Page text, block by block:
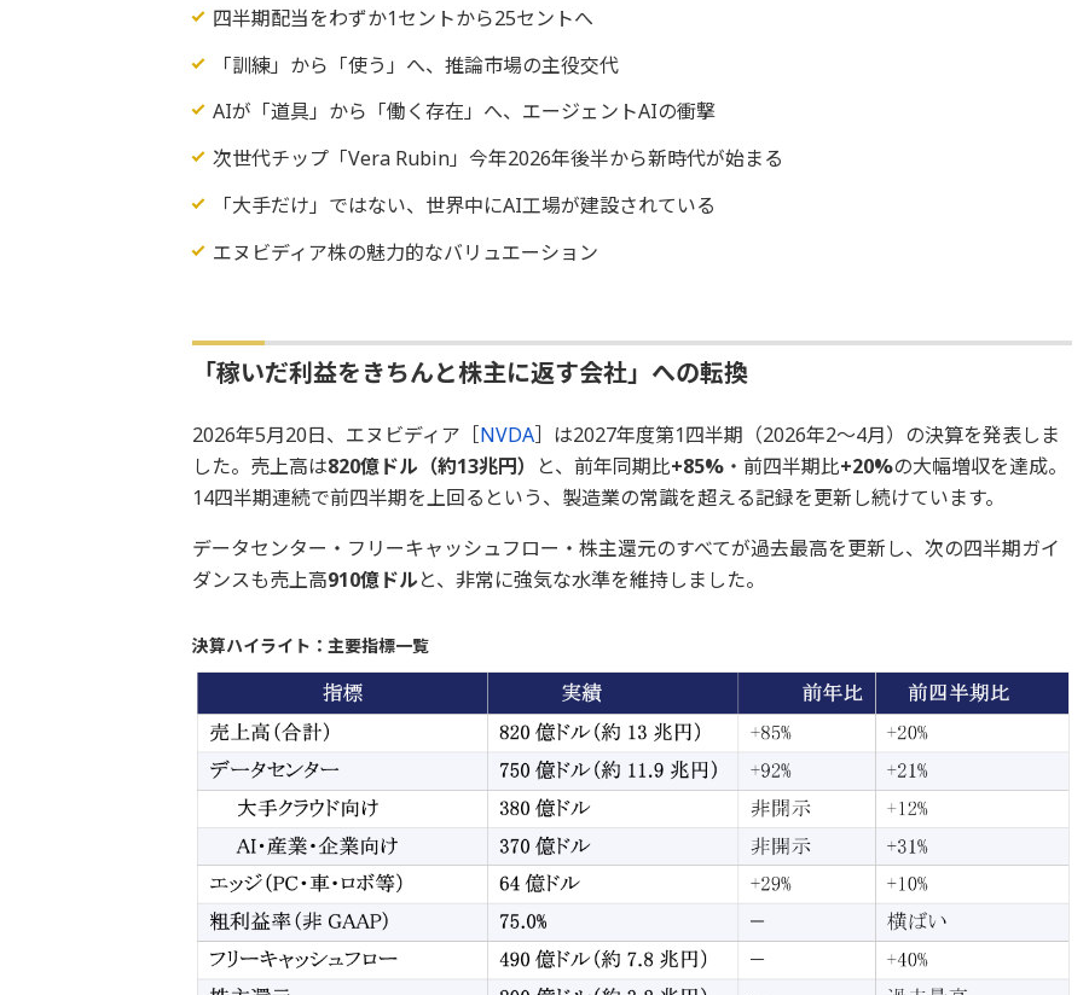
四半期配当をわずか1セントから25セントへ
「訓練」から「使う」へ、推論市場の主役交代
AIが「道具」から「働く存在」へ、エージェントAIの衝撃
次世代チップ「Vera Rubin」今年2026年後半から新時代が始まる
「大手だけ」ではない、世界中にAI工場が建設されている
エヌビディア株の魅力的なバリュエーション
「稼いだ利益をきちんと株主に返す会社」への転換
2026年5月20日、エヌビディア［NVDA］は2027年度第1四半期（2026年2～4月）の決算を発表しま
した。売上高は820億ドル（約13兆円） と、前年同期比+85%・前四半期比+20%の大幅増収を達成。
14四半期連続で前四半期を上回るという、製造業の常識を超える記録を更新し続けています。
データセンター・フリーキャッシュフロー・株主還元のすべてが過去最高を更新し、次の四半期ガイ
ダンスも売上高910億ドルと、非常に強気な水準を維持しました。
決算ハイライト：主要指標一覧